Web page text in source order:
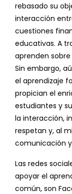
rebasado su
interacción
cuestiones
educativas. A
aprenden
Sin embargo,
el aprendizaje
propician el
estudiantes y
la interacción,
respetan y, al
comunicación
Las redes
apoyar el
común, son